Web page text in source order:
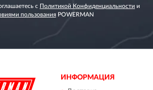
с Политикой Конфиденциальности и
пользованияPOWERMAN
ИНФОРМАЦИЯ